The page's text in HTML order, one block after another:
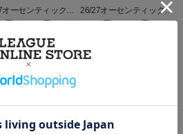
オーセンティックユ
ーム半袖（FP2n
26/27オーセンティックユ
ニフォーム長袖（FP1st）
ト「ディーオ」グッズは、サポータ
！